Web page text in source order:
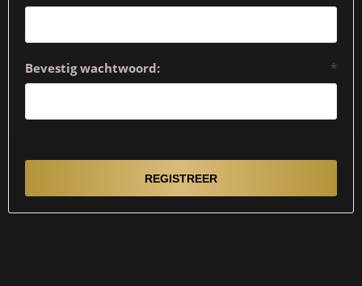
Bevestig wachtwoord: *